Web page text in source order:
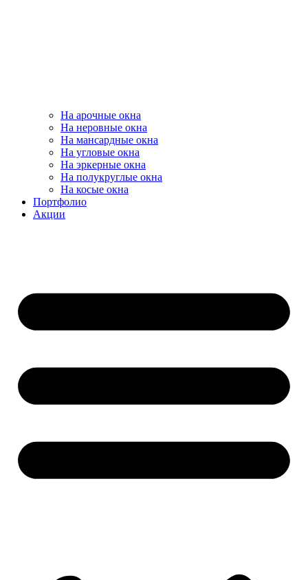
На арочные окна
На неровные окна
На мансардные окна
На угловые окна
На эркерные окна
На полукруглые окна
На косые окна
Портфолио
Акции